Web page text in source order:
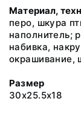
Материал,
перо, шкура
наполнитель;
набивка,
окрашивание,
Размер
30x25.5x18